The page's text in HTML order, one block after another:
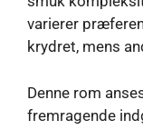
varierer
krydret, mens
Denne rom
fremragende